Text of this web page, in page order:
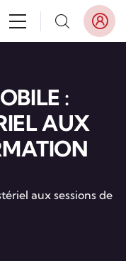
:
AUX
aux sessions de